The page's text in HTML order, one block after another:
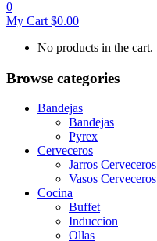
0
My Cart $0.00
No products in the cart.
Browse categories
Bandejas
Bandejas
Pyrex
Cerveceros
Jarros Cerveceros
Vasos Cerveceros
Cocina
Buffet
Induccion
Ollas